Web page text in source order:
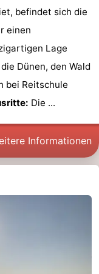
befindet sich die
einen
Lage
Dünen, den Wald
bei Reitschule
Die ...
Informationen